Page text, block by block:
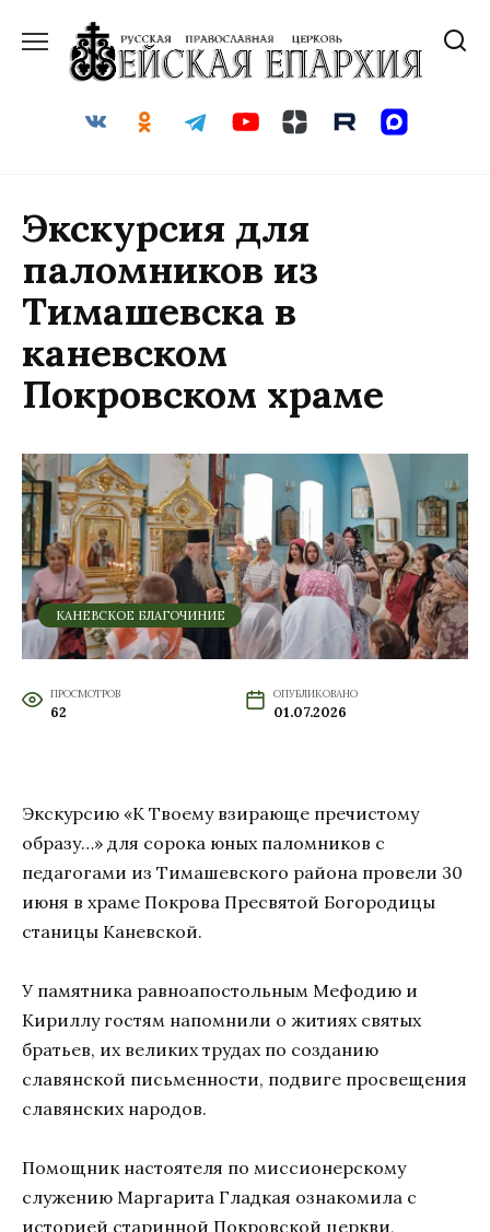
содержанию
Экскурсия для
паломников из
Тимашевска в
каневском
Покровском храме
КАНЕВСКОЕ БЛАГОЧИНИЕ
ПРОСМОТРОВ
62
ОПУБЛИКОВАНО
01.07.2026
Экскурсию «К Твоему взирающе пречистому
образу…» для сорока юных паломников с
педагогами из Тимашевского района провели 30
июня в храме Покрова Пресвятой Богородицы
станицы Каневской.
У памятника равноапостольным Мефодию и
Кириллу гостям напомнили о житиях святых
братьев, их великих трудах по созданию
славянской письменности, подвиге просвещения
славянских народов.
Помощник настоятеля по миссионерскому
служению Маргарита Гладкая ознакомила с
историей старинной Покровской церкви,